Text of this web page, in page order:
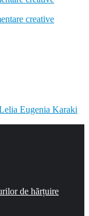
Eugenia Karaki
de hărțuire